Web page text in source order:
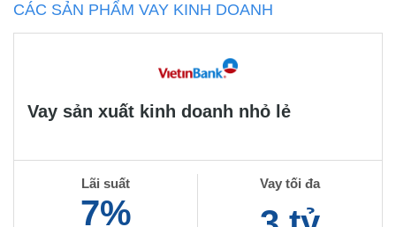
CÁC SẢN PHẨM VAY KINH DOANH
Vay sản xuất kinh doanh nhỏ lẻ
Lãi suất
7%
Vay tối đa